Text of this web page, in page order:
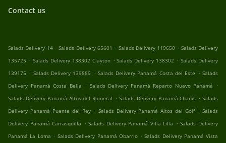
Contact us
Salads Delivery 14 . Salads Delivery 65601 . Salads Delivery 119650 . Salads Delivery
135725 . Salads Delivery 138302 Clayton . Salads Delivery 138302 . Salads Delivery
139175 . Salads Delivery 139889 . Salads Delivery Panamá Costa del Este . Salads
Delivery Panamá Costa Bella . Salads Delivery Panamá Reparto Nuevo Panamá
.
Salads Delivery Panamá Altos del Romeral . Salads Delivery Panamá Chanis . Salads
Delivery Panamá Puente del Rey . Salads Delivery Panamá Altos del Golf . Salads
Delivery Panamá Carrasquilla . Salads Delivery Panamá Villa Lilla . Salads Delivery
Panamá La Loma . Salads Delivery Panamá Obarrio . Salads Delivery Panamá Vista